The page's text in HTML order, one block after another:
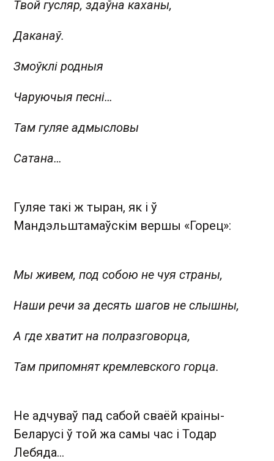
Твой гусляр, здаўна каханы,
Даканаў.
Змоўклі родныя
Чаруючыя песні…
Там гуляе адмысловы
Сатана…
Гуляе такі ж тыран, як і ў
Мандэльштамаўскім вершы «Горец»:
Мы живем, под собою не чуя страны,
Наши речи за десять шагов не слышны,
А где хватит на полразговорца,
Там припомнят кремлевского горца.
Не адчуваў пад сабой сваёй краіны-
Беларусі ў той жа самы час і Тодар
Лебяда…